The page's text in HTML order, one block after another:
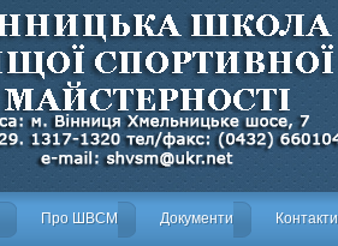
Про ШВСМ Документи Контакти